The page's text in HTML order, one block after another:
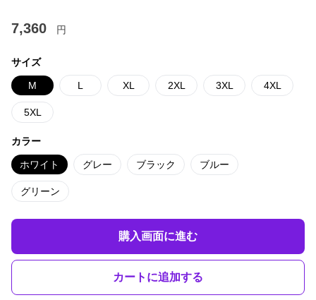
7,360 円
サイズ
M L XL 2XL 3XL 4XL
5XL
カラー
ホワイト グレー ブラック ブルー
グリーン
購入画面に進む
カートに追加する